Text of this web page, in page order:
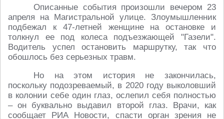
Описанные события произошли вечером 23
апреля на Магистральной улице. Злоумышленник
подбежал к 47-летней женщине на остановке и
толкнул ее под колеса подъезжающей "Газели".
Водитель успел остановить маршрутку, так что
обошлось без серьезных травм.
Но на этом история не закончилась,
поскольку подозреваемый, в 2020 году выколовший
в колонии себе один глаз, ослепил себя полностью
– он буквально выдавил второй глаз. Врачи, как
сообщает РИА Новости, спасти орган зрения не